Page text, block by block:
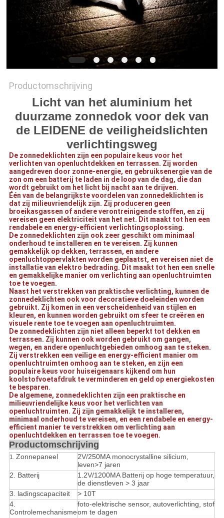
PRIVACYBELEID
Productomschrijving
Licht van het aluminium het
duurzame zonnedok voor dek van
de LEIDENE de veiligheidslichten
verlichtingsweg
De zonnedeklichten zijn een populaire keus voor het
verlichten van openluchtdekken en terrassen. Zij worden
aangedreven door zonne-energie, en gebruiksenergie van de
zon om een batterij te laden in de loop van de dag, die dan
wordt gebruikt om het licht bij nacht aan te drijven.
Één van de belangrijkste voordelen van zonnedeklichten is
dat zij milieuvriendelijk zijn. Zij produceren geen
broeikasgassen of andere verontreinigende stoffen, en zij
vereisen geen elektriciteit van het net. Dit maakt tot hen een
rendabele en energy-efficient verlichtingsoplossing.
De zonnedeklichten zijn ook zeer geschikt om minimaal
onderhoud te installeren en te vereisen. Zij kunnen
gemakkelijk op dekken, terrassen, en andere
openluchtoppervlakten worden geplaatst, en vereisen niet de
installatie van elektro bedrading. Dit maakt tot hen een snelle
en gemakkelijke manier om verlichting aan openluchtruimten
toe te voegen.
Naast het verstrekken van praktische verlichting, kunnen de
zonnedeklichten ook voor decoratieve doeleinden worden
gebruikt. Zij komen in een verscheidenheid van stijlen en
kleuren, en kunnen worden gebruikt om sfeer te creëren en
visuele rente toe te voegen aan openluchtruimten.
De zonnedeklichten zijn niet alleen beperkt tot dekken en
terrassen. Zij kunnen ook worden gebruikt om gangen,
wegen, en andere openluchtgebieden omhoog aan te steken.
Zij verstrekken een veilige en energy-efficient manier om
openluchtruimten omhoog aan te steken, en zijn een
populaire keus voor huiseigenaars kijkend om hun
koolstofvoetafdruk te verminderen en geld op energiekosten
te besparen.
De algemene, zonnedeklichten zijn een praktische en
milieuvriendelijke keus voor het verlichten van
openluchtruimten. Zij zijn gemakkelijk te installeren,
minimaal onderhoud te vereisen, en een rendabele en energy-
efficient manier te verstrekken om verlichting aan
openluchtdekken en terrassen toe te voegen.
Productomschrijving
1. Zonnepaneel
2V/250MA monocrystalline silicium,
leven>7 jaren
2. Batterij
1.2V/1200MA Batterij op hoge temperatuur,
de dienstleven > 3 jaar
3. ladingscapaciteit
> 10T
4.
Controlemechanisme
foto-elektrische sensor, autoverlichting, stof
om te dagen